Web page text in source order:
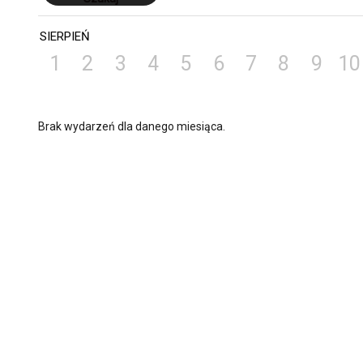
SIERPIEŃ
1 2 3 4 5 6 7 8 9 10
Brak wydarzeń dla danego miesiąca.